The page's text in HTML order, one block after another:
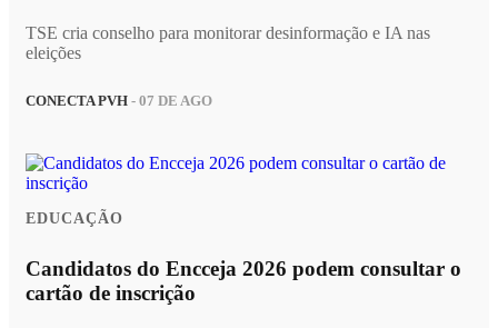
TSE cria conselho para monitorar desinformação e IA nas
eleições
CONECTA PVH - 07 DE AGO
EDUCAÇÃO
Candidatos do Encceja 2026 podem consultar o
cartão de inscrição